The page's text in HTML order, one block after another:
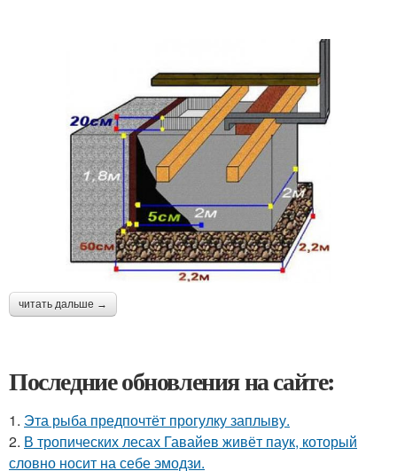
читать дальше →
Последние обновления на сайте:
1. Эта рыба предпочтёт прогулку заплыву.
2. В тропических лесах Гавайев живёт паук, который
словно носит на себе эмодзи.